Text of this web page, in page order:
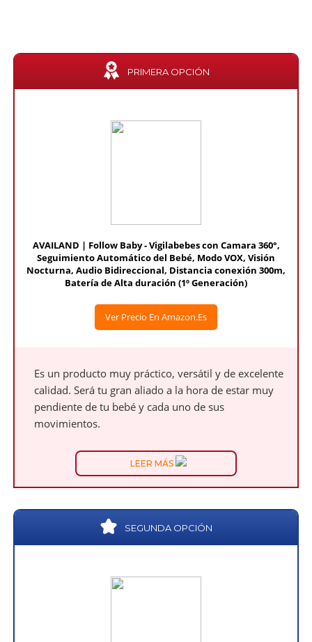
PRIMERA OPCIÓN
AVAILAND | Follow Baby - Vigilabebes con Camara 360°,
Seguimiento Automático del Bebé, Modo VOX, Visión
Nocturna, Audio Bidireccional, Distancia conexión 300m,
Batería de Alta duración (1º Generación)
Ver Precio En Amazon.es
Es un producto muy práctico, versátil y de excelente
calidad. Será tu gran aliado a la hora de estar muy
pendiente de tu bebé y cada uno de sus
movimientos.
LEER MÁS
SEGUNDA OPCIÓN